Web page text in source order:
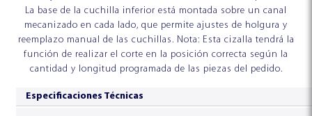
La base de la cuchilla inferior está montada sobre un canal
mecanizado en cada lado, que permite ajustes de holgura y
reemplazo manual de las cuchillas. Nota: Esta cizalla tendrá la
función de realizar el corte en la posición correcta según la
cantidad y longitud programada de las piezas del pedido.
Especificaciones Técnicas